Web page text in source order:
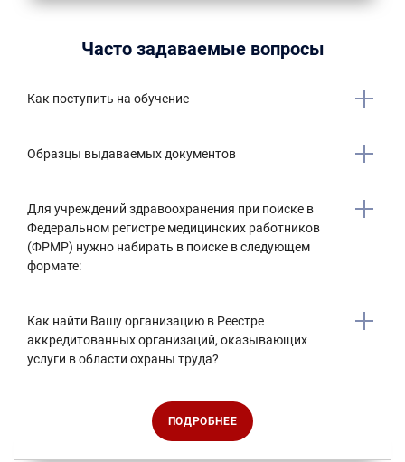
Часто задаваемые вопросы
Как поступить на обучение
Образцы выдаваемых документов
Для учреждений здравоохранения при поиске в
Федеральном регистре медицинских работников
(ФРМР) нужно набирать в поиске в следующем
формате:
Как найти Вашу организацию в Реестре
аккредитованных организаций, оказывающих
услуги в области охраны труда?
ПОДРОБНЕЕ